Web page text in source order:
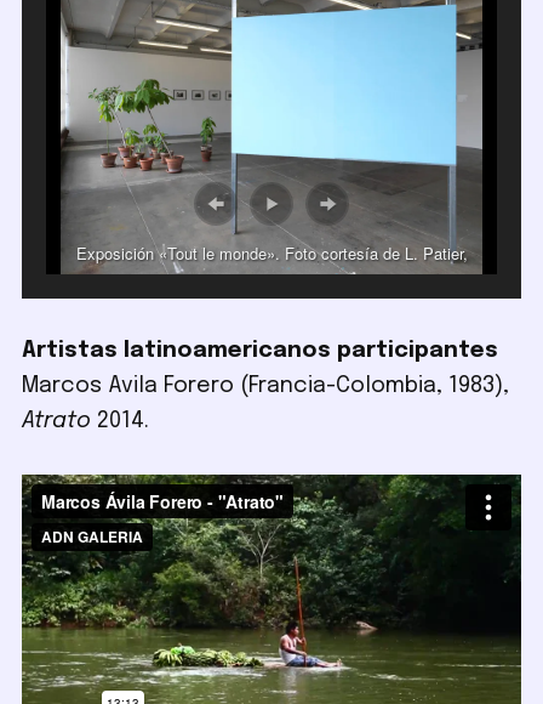
Exposición «Tout le monde». Foto cortesía de L. Patier,
Artistas latinoamericanos participantes
Marcos Avila Forero (Francia-Colombia, 1983),
Atrato 2014.